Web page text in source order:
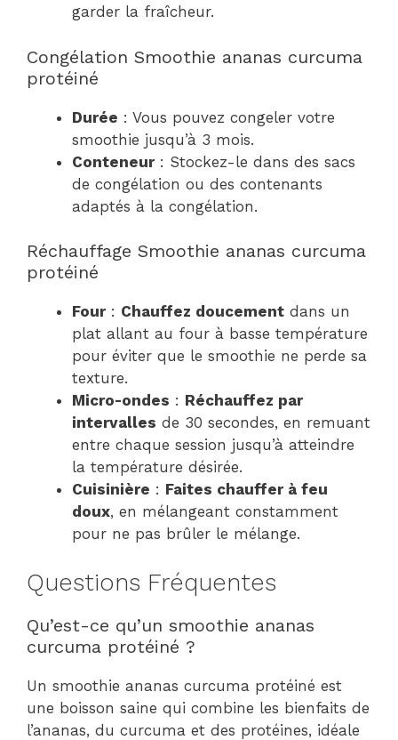
garder la fraîcheur.
Congélation Smoothie ananas curcuma
protéiné
Durée : Vous pouvez congeler votre
smoothie jusqu’à 3 mois.
Conteneur: Stockez-le dans des sacs
de congélation ou des contenants
adaptés à la congélation.
Réchauffage Smoothie ananas curcuma
protéiné
Four: Chauffez doucement dans un
plat allant au four à basse température
pour éviter que le smoothie ne perde sa
texture.
Micro-ondes : Réchauffez par
intervalles de 30 secondes, en remuant
entre chaque session jusqu’à atteindre
la température désirée.
Cuisinière : Faites chauffer à feu
doux, en mélangeant constamment
pour ne pas brûler le mélange.
Questions Fréquentes
Qu’est-ce qu’un smoothie ananas
curcuma protéiné ?
Un smoothie ananas curcuma protéiné est
une boisson saine qui combine les bienfaits de
l’ananas, du curcuma et des protéines, idéale